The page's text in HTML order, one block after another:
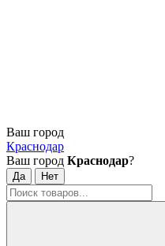
Ваш город
Краснодар
Ваш город Краснодар?